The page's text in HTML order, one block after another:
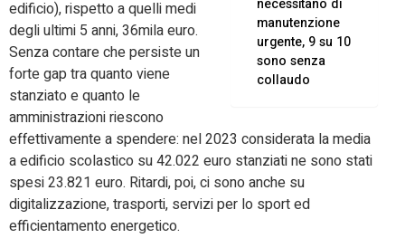
manutenzione
urgente, 9 su 10
sono senza
collaudo
edificio), rispetto a quelli medi
degli ultimi 5 anni, 36mila euro.
Senza contare che persiste un
forte gap tra quanto viene
stanziato e quanto le
amministrazioni riescono
effettivamente a spendere: nel 2023 considerata la media
a edificio scolastico su 42.022 euro stanziati ne sono stati
spesi 23.821 euro. Ritardi, poi, ci sono anche su
digitalizzazione, trasporti, servizi per lo sport ed
efficientamento energetico.